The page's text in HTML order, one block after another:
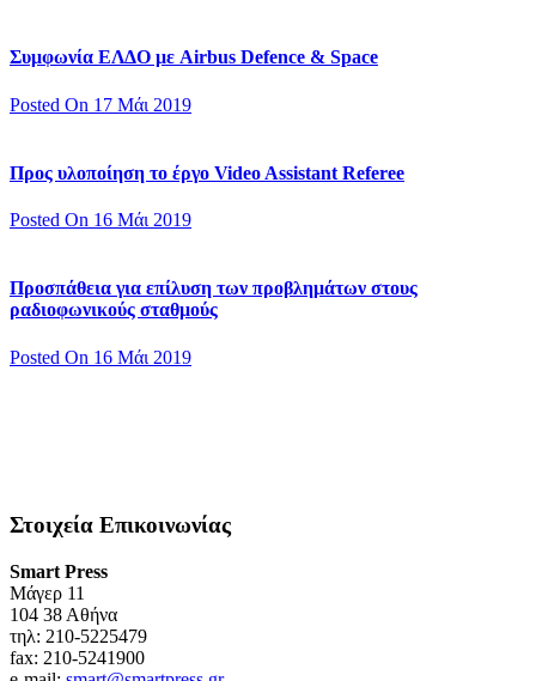
Συμφωνία ΕΛΔΟ με Airbus Defence & Space
Posted On 17 Μάι 2019
Προς υλοποίηση το έργο Video Assistant Referee
Posted On 16 Μάι 2019
Προσπάθεια για επίλυση των προβλημάτων στους
ραδιοφωνικούς σταθμούς
Posted On 16 Μάι 2019
Στοιχεία Επικοινωνίας
Smart Press
Mάγερ 11
104 38 Αθήνα
τηλ: 210-5225479
fax: 210-5241900